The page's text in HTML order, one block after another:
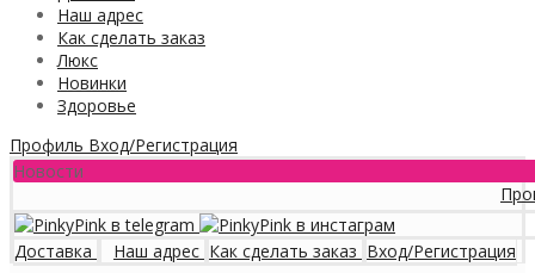
Наш адрес
Как сделать заказ
Люкс
Новинки
Здоровье
Профиль Вход/Регистрация
Новости
Программа
Доставка Наш адрес Как сделать заказ Вход/Регистрация